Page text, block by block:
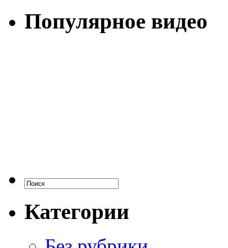
Популярное видео
Категории